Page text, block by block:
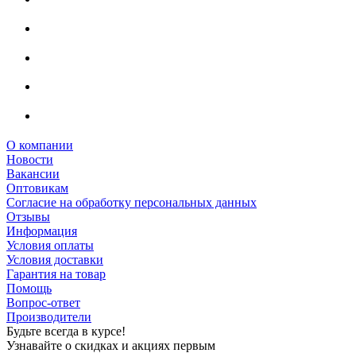
О компании
Новости
Вакансии
Оптовикам
Cогласие на обработку персональных данных
Отзывы
Информация
Условия оплаты
Условия доставки
Гарантия на товар
Помощь
Вопрос-ответ
Производители
Будьте всегда в курсе!
Узнавайте о скидках и акциях первым